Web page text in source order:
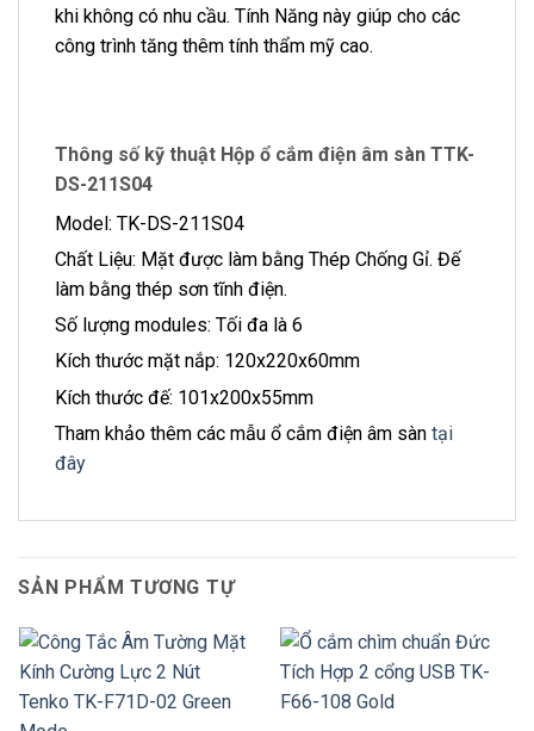
khi không có nhu cầu. Tính Năng này giúp cho các
công trình tăng thêm tính thẩm mỹ cao.
Thông số kỹ thuật Hộp ổ cắm điện âm sàn TTK-
DS-211S04
Model: TK-DS-211S04
Chất Liệu: Mặt được làm bằng Thép Chống Gỉ. Đế
làm bằng thép sơn tĩnh điện.
Số lượng modules: Tối đa là 6
Kích thước mặt nắp: 120x220x60mm
Kích thước đế: 101x200x55mm
Tham khảo thêm các mẫu ổ cắm điện âm sàn tại
đây
SẢN PHẨM TƯƠNG TỰ